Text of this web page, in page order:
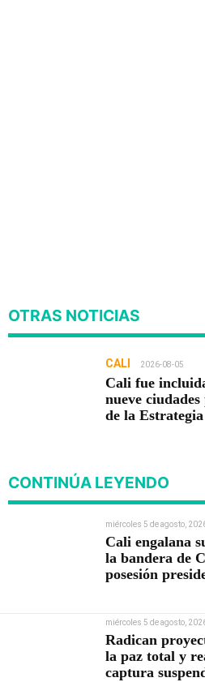
OTRAS NOTICIAS
CALI 2026-08-05
Cali fue
nueve
de la
CONTINÚA LEYENDO
miércoles 5 de agosto,
Cali engalana
la bandera de
posesión
miércoles 5 de agosto,
Radican
la paz total y
captura